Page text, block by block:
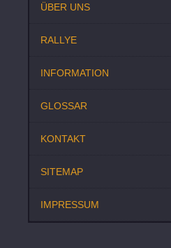
ÜBER UNS
RALLYE
INFORMATION
GLOSSAR
KONTAKT
SITEMAP
IMPRESSUM